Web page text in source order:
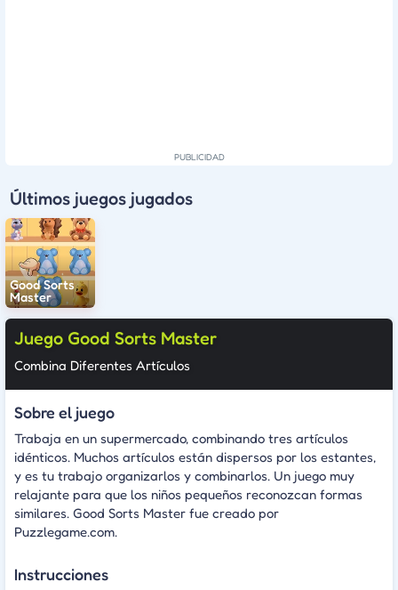
Últimos juegos jugados
Good Sorts
Master
Juego Good Sorts Master
Combina Diferentes Artículos
Sobre el juego
Trabaja en un supermercado, combinando tres artículos
idénticos. Muchos artículos están dispersos por los estantes,
y es tu trabajo organizarlos y combinarlos. Un juego muy
relajante para que los niños pequeños reconozcan formas
similares. Good Sorts Master fue creado por
Puzzlegame.com.
Instrucciones